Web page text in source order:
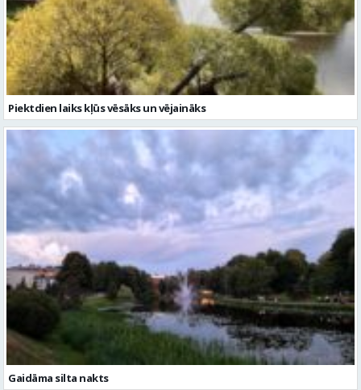
Piektdien laiks kļūs vēsāks un vējaināks
Gaidāma silta nakts